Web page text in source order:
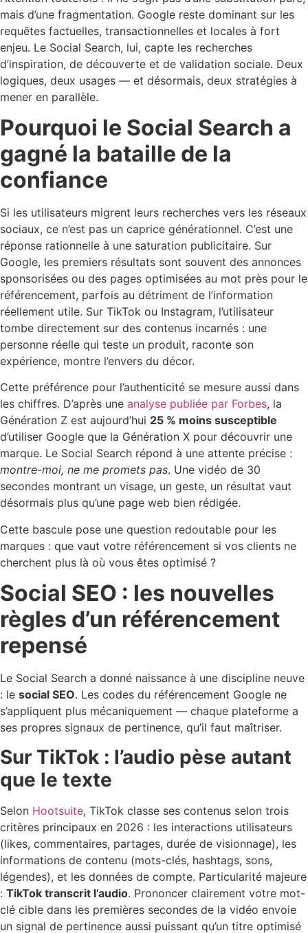
mais d’une fragmentation. Google reste dominant sur les
requêtes factuelles, transactionnelles et locales à fort
enjeu. Le Social Search, lui, capte les recherches
d’inspiration, de découverte et de validation sociale. Deux
logiques, deux usages — et désormais, deux stratégies à
mener en parallèle.
Pourquoi le Social Search a
gagné la bataille de la
confiance
Si les utilisateurs migrent leurs recherches vers les réseaux
sociaux, ce n’est pas un caprice générationnel. C’est une
réponse rationnelle à une saturation publicitaire. Sur
Google, les premiers résultats sont souvent des annonces
sponsorisées ou des pages optimisées au mot près pour le
référencement, parfois au détriment de l’information
réellement utile. Sur TikTok ou Instagram, l’utilisateur
tombe directement sur des contenus incarnés : une
personne réelle qui teste un produit, raconte son
expérience, montre l’envers du décor.
Cette préférence pour l’authenticité se mesure aussi dans
les chiffres. D’après une analyse publiée par Forbes, la
Génération Z est aujourd’hui 25 % moins susceptible
d’utiliser Google que la Génération X pour découvrir une
marque. Le Social Search répond à une attente précise :
montre-moi, ne me promets pas. Une vidéo de 30
secondes montrant un visage, un geste, un résultat vaut
désormais plus qu’une page web bien rédigée.
Cette bascule pose une question redoutable pour les
marques : que vaut votre référencement si vos clients ne
cherchent plus là où vous êtes optimisé ?
Social SEO : les nouvelles
règles d’un référencement
repensé
Le Social Search a donné naissance à une discipline neuve
: le social SEO. Les codes du référencement Google ne
s’appliquent plus mécaniquement — chaque plateforme a
ses propres signaux de pertinence, qu’il faut maîtriser.
Sur TikTok : l’audio pèse autant
que le texte
Selon Hootsuite, TikTok classe ses contenus selon trois
critères principaux en 2026 : les interactions utilisateurs
(likes, commentaires, partages, durée de visionnage), les
informations de contenu (mots-clés, hashtags, sons,
légendes), et les données de compte. Particularité majeure
: TikTok transcrit l’audio. Prononcer clairement votre mot-
clé cible dans les premières secondes de la vidéo envoie
un signal de pertinence aussi puissant qu’un titre optimisé